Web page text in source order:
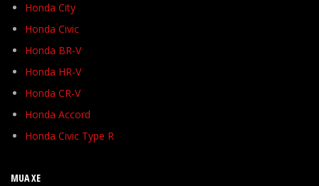
Honda City
Honda Civic
Honda BR-V
Honda HR-V
Honda CR-V
Honda Accord
Honda Civic Type R
MUA XE